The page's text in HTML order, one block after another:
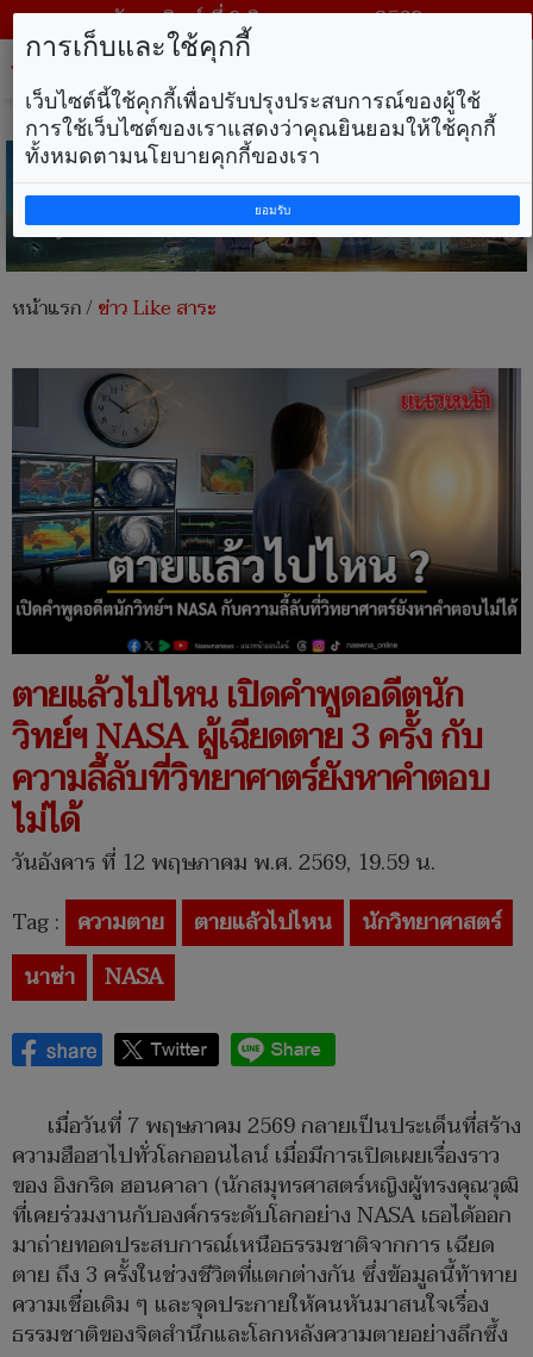
วันอาทิตย์ ที่ 9 สิงหาคม พ.ศ. 2569
หน้าแรก/ข่าว Like สาระ
ตายแล้วไปไหน เปิดคำพูดอดีตนัก
วิทย์ฯ NASA ผู้เฉียดตาย 3 ครั้ง กับ
ความลี้ลับที่วิทยาศาตร์ยังหาคำตอบ
ไม่ได้
วันอังคาร ที่ 12 พฤษภาคม พ.ศ. 2569, 19.59 น.
Tag : ความตาย ตายแล้วไปไหน
นักวิทยาศาสตร์
นาซ่า
NASA
เมื่อวันที่ 7 พฤษภาคม 2569 กลายเป็นประเด็นที่สร้าง
ความฮือฮาไปทั่วโลกออนไลน์ เมื่อมีการเปิดเผยเรื่องราว
ของ อิงกริด ฮอนคาลา (นักสมุทรศาสตร์หญิงผู้ทรงคุณวุฒิ
ที่เคยร่วมงานกับองค์กรระดับโลกอย่าง NASA เธอได้ออก
มาถ่ายทอดประสบการณ์เหนือธรรมชาติจากการ เฉียด
ตาย ถึง 3 ครั้งในช่วงชีวิตที่แตกต่างกัน ซึ่งข้อมูลนี้ท้าทาย
ความเชื่อเดิม ๆ และจุดประกายให้คนหันมาสนใจเรื่อง
ธรรมชาติของจิตสำนึกและโลกหลังความตายอย่างลึกซึ้ง
การเก็บและใช้คุกกี้
เว็บไซต์นี้ใช้คุกกี้เพื่อปรับปรุงประสบการณ์ของผู้ใช้
การใช้เว็บไซต์ของเราแสดงว่าคุณยินยอมให้ใช้คุกกี้
ทั้งหมดตามนโยบายคุกกี้ของเรา
ยอมรับ